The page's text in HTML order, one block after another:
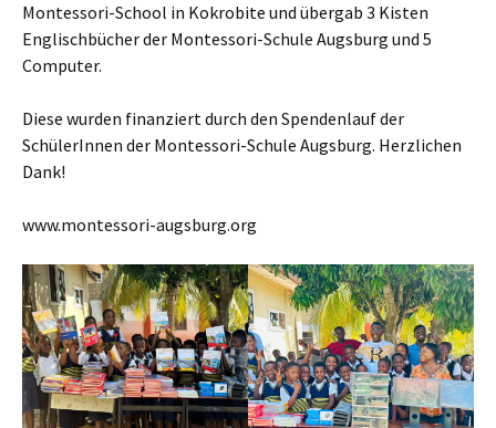
Montessori-School in Kokrobite und übergab 3 Kisten
Englischbücher der Montessori-Schule Augsburg und 5
Computer.
Diese wurden finanziert durch den Spendenlauf der
SchülerInnen der Montessori-Schule Augsburg. Herzlichen
Dank!
www.montessori-augsburg.org